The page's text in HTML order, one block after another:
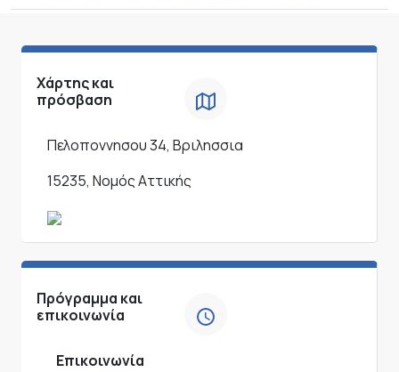
Χάρτης και
πρόσβαση
Πελοποννησου 34, Βριλησσια
15235, Νομός Αττικής
Πρόγραμμα και
επικοινωνία
Επικοινωνία